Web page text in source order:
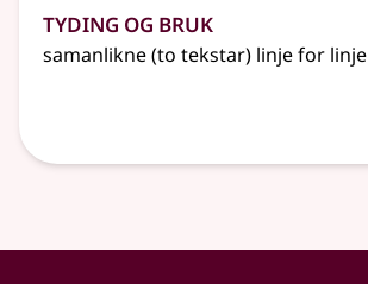
Tyding og bruk
samanlikne (to tekstar) linje for linje